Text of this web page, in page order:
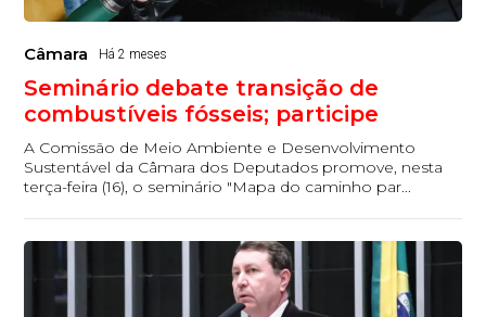
Câmara Há 2 meses
Seminário debate transição de
combustíveis fósseis; participe
A Comissão de Meio Ambiente e Desenvolvimento
Sustentável da Câmara dos Deputados promove, nesta
terça-feira (16), o seminário "Mapa do caminho par...